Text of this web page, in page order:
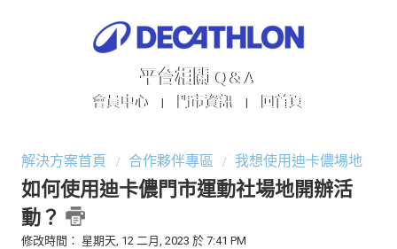
平台相關 Q&A
會員中心 門市資訊 回首頁
解決方案首頁 合作夥伴專區 我想使用迪卡儂場地
如何使用迪卡儂門市運動社場地開辦活
動？
修改時間： 星期天, 12 二月, 2023 於 7:41 PM